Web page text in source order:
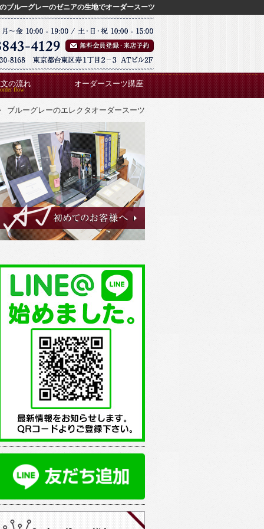
ブルーグレーのゼニアの生地でオーダースーツ
の流れ オーダースーツ講座
ブルーグレーのエレクタオーダースーツ